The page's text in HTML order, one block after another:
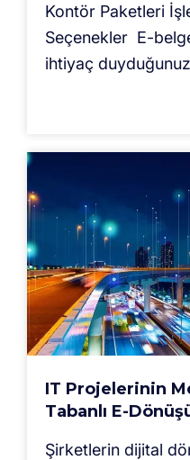
Kontör Paketleri
Seçenekler E-
ihtiyaç
IT Projelerinin
Tabanlı E-
Şirketlerin dijital